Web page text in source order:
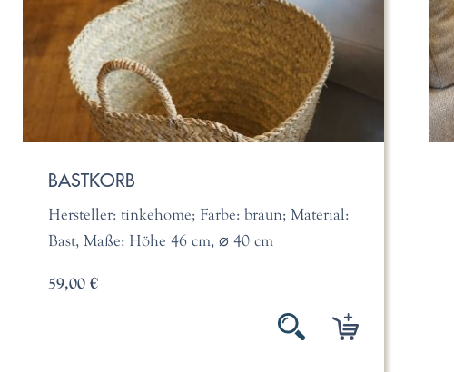
BASTKORB
Hersteller: tinkehome; Farbe: braun; Material:
Bast, Maße: Höhe 46 cm, ⌀ 40 cm
59,00 €